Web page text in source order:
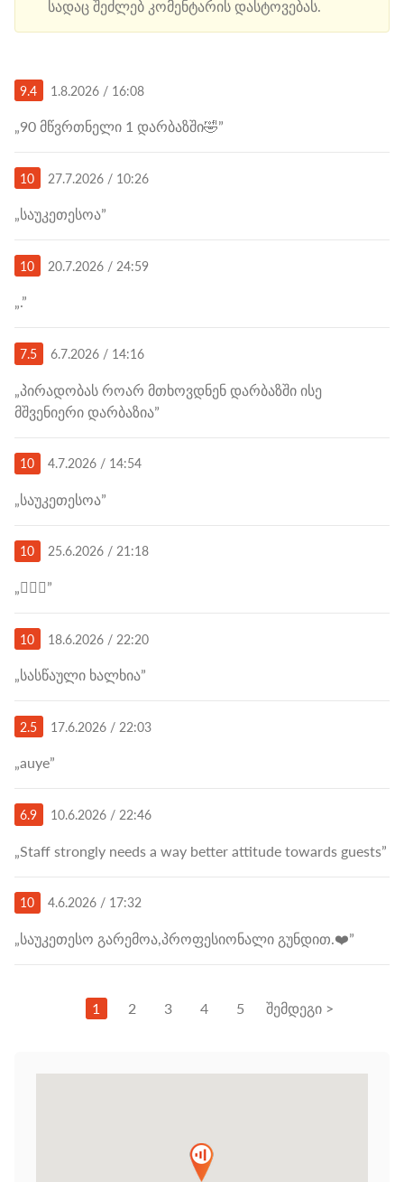
სადაც შეძლებ კომენტარის დასტოვებას.
9.4 1.8.2026 / 16:08
„90 მწვრთნელი 1 დარბაზში🤣”
10 27.7.2026 / 10:26
„საუკეთესოა”
10 20.7.2026 / 24:59
„.”
7.5 6.7.2026 / 14:16
„პირადობას როარ მთხოვდნენ დარბაზში ისე
მშვენიერი დარბაზია”
10 4.7.2026 / 14:54
„საუკეთესოა”
10 25.6.2026 / 21:18
„👌🏽✨”
10 18.6.2026 / 22:20
„სასწაული ხალხია”
2.5 17.6.2026 / 22:03
„auye”
6.9 10.6.2026 / 22:46
„Staff strongly needs a way better attitude towards guests”
10 4.6.2026 / 17:32
„საუკეთესო გარემოა,პროფესიონალი გუნდით.❤️”
1 2 3 4 5 შემდეგი >